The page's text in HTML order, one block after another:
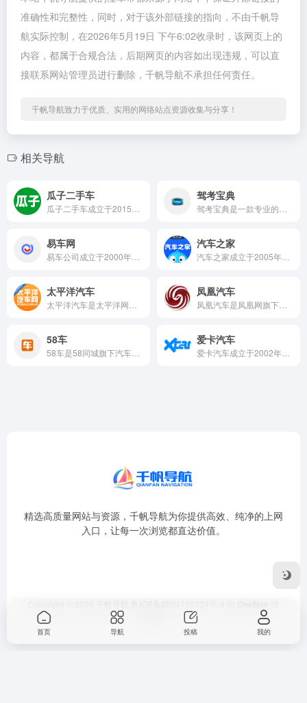
准确性和完整性，同时，对于该外部链接的指向，不由千帆导
航实际控制，在2026年5月19日 下午6:02收录时，该网页上的
内容，都属于合规合法，后期网页的内容如出现违规，可以直
接联系网站管理员进行删除，千帆导航不承担任何责任。
千帆导航致力于优质、实用的网络站点资源收集与分享！
相关导航
瓜子二手车 驾考宝典
易车网 汽车之家
太平洋汽车 凤凰汽车
58车 爱卡汽车
精选高质量网站与资源，千帆导航为你提供高效、纯净的上网
入口，让每一次浏览都直达价值。
首页 导航 投稿 我的